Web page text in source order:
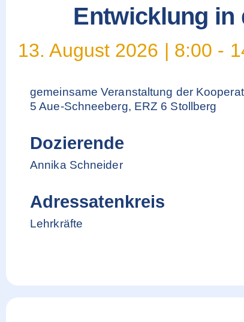
Entwicklung in
13. August 2026 | 8:00 -
gemeinsame Veranstaltung der
5 Aue-Schneeberg, ERZ 6 Stollberg
Dozierende
Annika Schneider
Adressatenkreis
Lehrkräfte